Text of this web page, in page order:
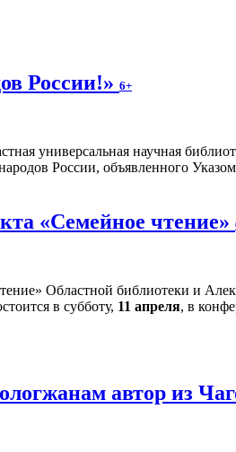
России!» 6+
универсальная научная
России, объявленного
«Семейное чтение»
Областной библиотеки и
в субботу, 11 апреля, в
автор из